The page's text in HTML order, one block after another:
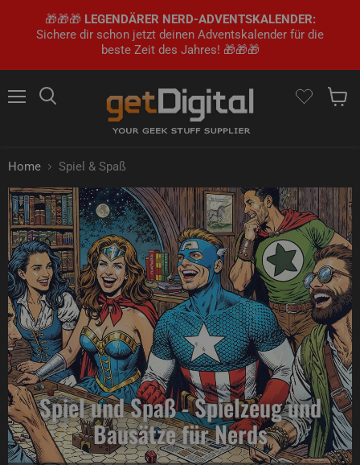
🎁🎁🎁 LEGENDÄRER NERD-ADVENTSKALENDER:
Sichere dir schon jetzt deinen Adventskalender für die
beste Zeit des Jahres! 🎁🎁🎁
Home Spiel & Spaß
Spiel und Spaß - Spielzeug und
Bausätze für Nerds